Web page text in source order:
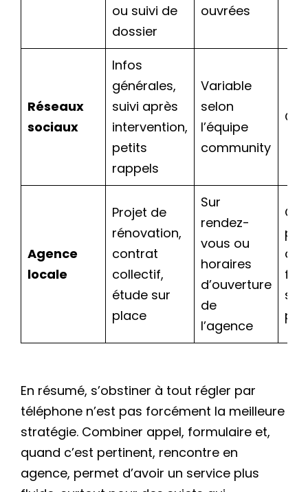
ou suivi de
dossier
ouvrées
Réseaux
sociaux
Infos
générales,
suivi après
intervention,
petits
rappels
Variable
selon
l’équipe
community
Agence
locale
Projet de
rénovation,
contrat
collectif,
étude sur
place
Sur
rendez-
vous ou
horaires
d’ouverture
de
l’agence
En résumé, s’obstiner à tout régler par
téléphone n’est pas forcément la meilleure
stratégie. Combiner appel, formulaire et,
quand c’est pertinent, rencontre en
agence, permet d’avoir un service plus